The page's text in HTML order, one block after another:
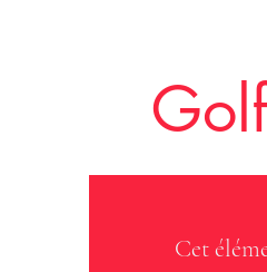
Golf
Cet